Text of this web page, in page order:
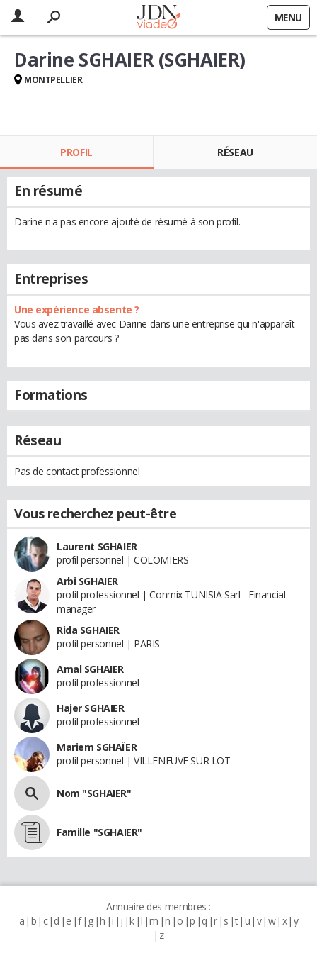
MENU
Darine SGHAIER (SGHAIER)
MONTPELLIER
PROFIL RÉSEAU
En résumé
Darine n'a pas encore ajouté de résumé à son profil.
Entreprises
Une expérience absente ?
Vous avez travaillé avec Darine dans une entreprise qui n'apparaît
pas dans son parcours ?
Formations
Réseau
Pas de contact professionnel
Vous recherchez peut-être
Laurent SGHAIER
profil personnel | COLOMIERS
Arbi SGHAIER
profil professionnel | Conmix TUNISIA Sarl - Financial
manager
Rida SGHAIER
profil personnel | PARIS
Amal SGHAIER
profil professionnel
Hajer SGHAIER
profil professionnel
Mariem SGHAÏER
profil personnel | VILLENEUVE SUR LOT
Nom "SGHAIER"
Famille "SGHAIER"
Annuaire des membres :
a b c d e f g h i j k l m n o p q r s t u v w x y
z